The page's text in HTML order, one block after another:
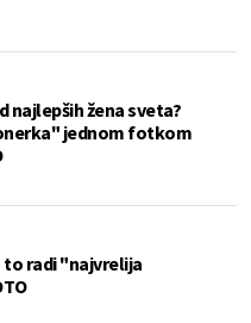
najlepših žena sveta?
jednom fotkom
to radi "najvrelija